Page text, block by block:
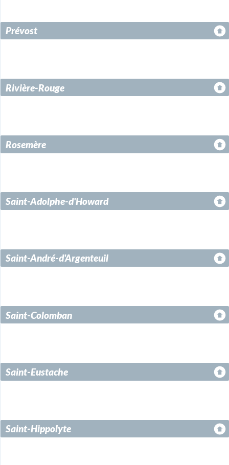
Prévost
Rivière-Rouge
Rosemère
Saint-Adolphe-d'Howard
Saint-André-d'Argenteuil
Saint-Colomban
Saint-Eustache
Saint-Hippolyte